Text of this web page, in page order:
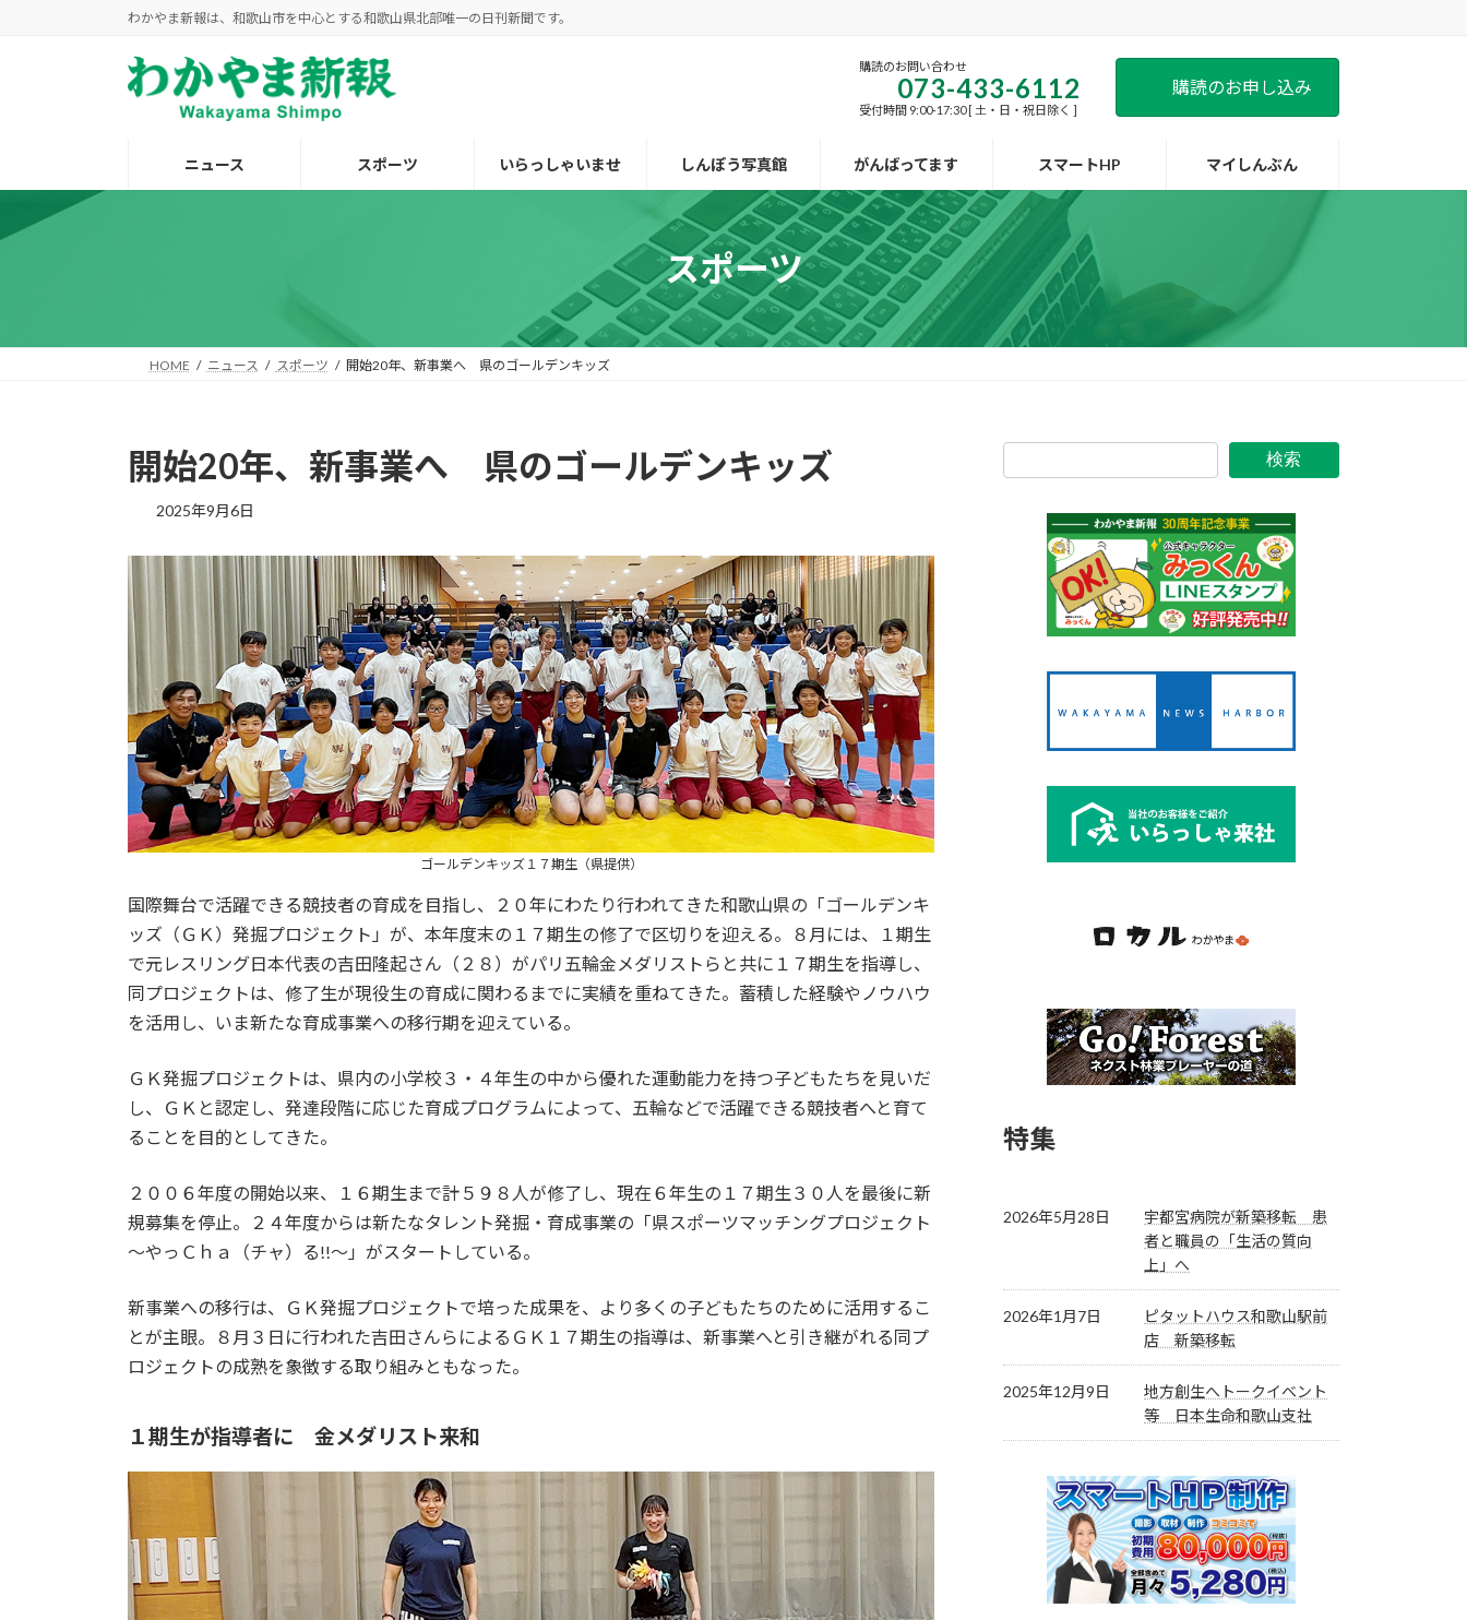
キ
に
わかやま新報は、和歌山市を中心とする和歌山県北部唯一の日刊新聞です。
購読のお問い合わせ
073-433-6112
受付時間 9:00-17:30 [ 土・日・祝日除く ]
購読のお申し込み
ニュース スポーツ いらっしゃいませ しんぽう写真館 がんばってます スマートHP マイしんぶん
スポーツ
HOME ニュース スポーツ 開始20年、新事業へ 県のゴールデンキッズ
開始20年、新事業へ 県のゴールデンキッズ
2025年9月6日
ゴールデンキッズ１７期生（県提供）
国際舞台で活躍できる競技者の育成を目指し、２０年にわたり行われてきた和歌山県の「ゴールデンキ
ッズ（ＧＫ）発掘プロジェクト」が、本年度末の１７期生の修了で区切りを迎える。８月には、１期生
で元レスリング日本代表の吉田隆起さん（２８）がパリ五輪金メダリストらと共に１７期生を指導し、
同プロジェクトは、修了生が現役生の育成に関わるまでに実績を重ねてきた。蓄積した経験やノウハウ
を活用し、いま新たな育成事業への移行期を迎えている。
ＧＫ発掘プロジェクトは、県内の小学校３・４年生の中から優れた運動能力を持つ子どもたちを見いだ
し、ＧＫと認定し、発達段階に応じた育成プログラムによって、五輪などで活躍できる競技者へと育て
ることを目的としてきた。
２００６年度の開始以来、１６期生まで計５９８人が修了し、現在６年生の１７期生３０人を最後に新
規募集を停止。２４年度からは新たなタレント発掘・育成事業の「県スポーツマッチングプロジェクト
～やっＣｈａ（チャ）る!!～」がスタートしている。
新事業への移行は、ＧＫ発掘プロジェクトで培った成果を、より多くの子どもたちのために活用するこ
とが主眼。８月３日に行われた吉田さんらによるＧＫ１７期生の指導は、新事業へと引き継がれる同プ
ロジェクトの成熟を象徴する取り組みともなった。
１期生が指導者に 金メダリスト来和
検索
特集
2026年5月28日
宇都宮病院が新築移転 患
者と職員の「生活の質向
上」へ
2026年1月7日
ピタットハウス和歌山駅前
店 新築移転
2025年12月9日
地方創生へトークイベント
等 日本生命和歌山支社